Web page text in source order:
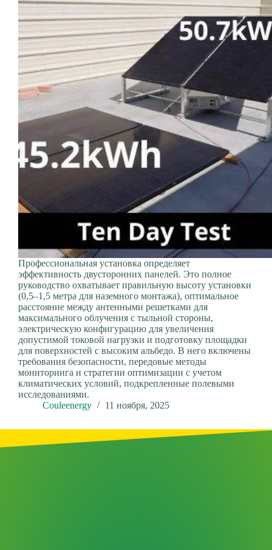
Профессиональная установка определяет
эффективность двусторонних панелей. Это полное
руководство охватывает правильную высоту установки
(0,5–1,5 метра для наземного монтажа), оптимальное
расстояние между антенными решетками для
максимального облучения с тыльной стороны,
электрическую конфигурацию для увеличения
допустимой токовой нагрузки и подготовку площадки
для поверхностей с высоким альбедо. В него включены
требования безопасности, передовые методы
мониторинга и стратегии оптимизации с учетом
климатических условий, подкрепленные полевыми
исследованиями.
Couleenergy
11 ноября, 2025